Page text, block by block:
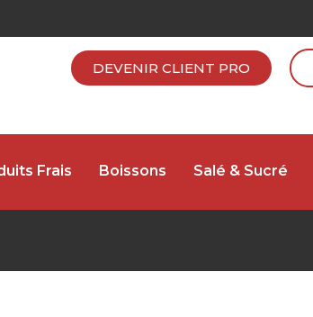
DEVENIR CLIENT PRO
Frais Boissons Salé & Sucré